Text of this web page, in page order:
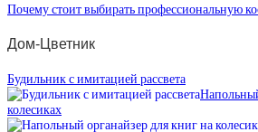
Почему стоит выбирать профессиональную
Дом-Цветник
Будильник с имитацией рассвета
колесиках